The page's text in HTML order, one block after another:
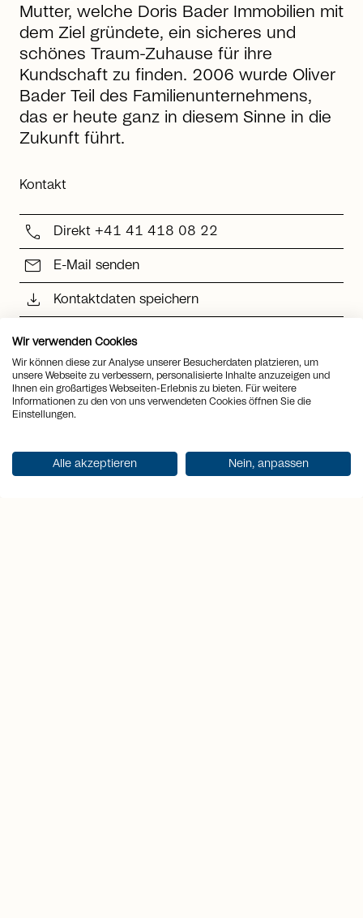
Mutter, welche Doris Bader Immobilien mit
dem Ziel gründete, ein sicheres und
schönes Traum-Zuhause für ihre
Kundschaft zu finden. 2006 wurde Oliver
Bader Teil des Familienunternehmens,
das er heute ganz in diesem Sinne in die
Zukunft führt.
Kontakt
call Direkt +41 41 418 08 22
mail E-Mail senden
download Kontaktdaten speichern
3 Fragen an Oliver Bader
1
Wir verwenden Cookies
Wir können diese zur Analyse unserer Besucherdaten platzieren, um
unsere Webseite zu verbessern, personalisierte Inhalte anzuzeigen und
Ihnen ein großartiges Webseiten-Erlebnis zu bieten. Für weitere
Informationen zu den von uns verwendeten Cookies öffnen Sie die
Einstellungen.
Alle akzeptieren Nein, anpassen